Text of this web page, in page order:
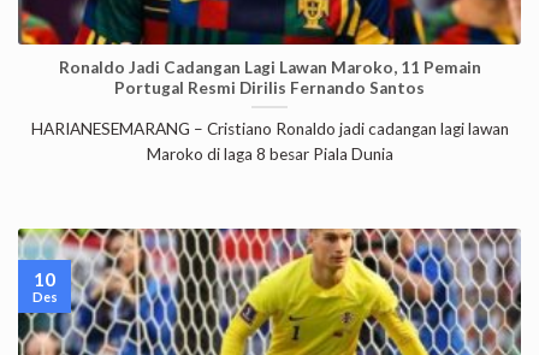
Ronaldo Jadi Cadangan Lagi Lawan Maroko, 11 Pemain
Portugal Resmi Dirilis Fernando Santos
HARIANESEMARANG – Cristiano Ronaldo jadi cadangan lagi lawan
Maroko di laga 8 besar Piala Dunia
10
Des